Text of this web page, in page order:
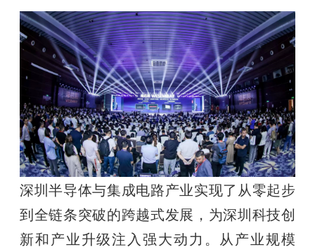
深圳半导体与集成电路产业实现了从零起步
到全链条突破的跨越式发展，为深圳科技创
新和产业升级注入强大动力。从产业规模